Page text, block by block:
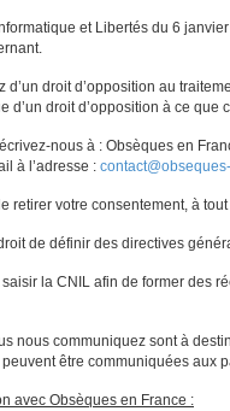
et Libertés du 6
d’un droit d’opposition au
d’un droit d’opposition à ce
nous à : Obsèques en
à l’adresse :
retirer votre consentement, à
de définir des directives
la CNIL afin de former des
nous communiquez sont à
être communiquées aux
avec Obsèques en France :